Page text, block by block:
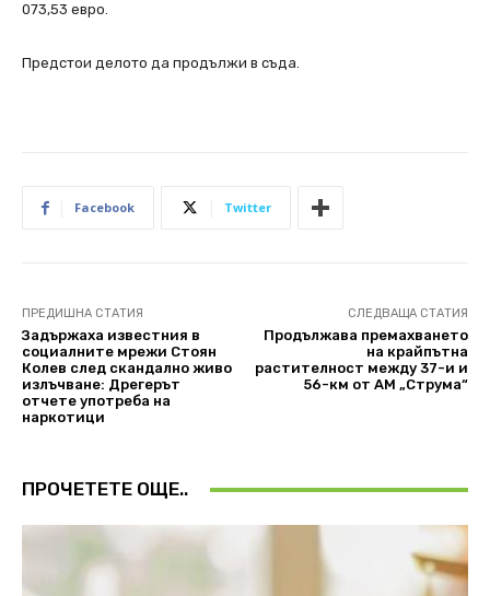
073,53 евро.
Предстои делото да продължи в съда.
Facebook Twitter
ПРЕДИШНА СТАТИЯ
Задържаха известния в
социалните мрежи Стоян
Колев след скандално живо
излъчване: Дрегерът
отчете употреба на
наркотици
СЛЕДВАЩА СТАТИЯ
Продължава премахването
на крайпътна
растителност между 37-и и
56-км от АМ „Струма“
ПРОЧЕТЕТЕ ОЩЕ..